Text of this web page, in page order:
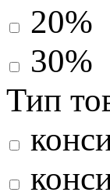
20%
30%
Тип